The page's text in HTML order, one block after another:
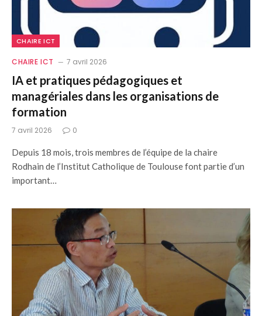
CHAIRE ICT
CHAIRE ICT 7 avril 2026
IA et pratiques pédagogiques et
managériales dans les organisations de
formation
7 avril 2026 0
Depuis 18 mois, trois membres de l’équipe de la chaire
Rodhain de l’Institut Catholique de Toulouse font partie d’un
important…